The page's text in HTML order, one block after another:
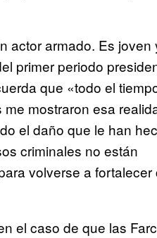
actor armado. Es joven
primer periodo
que «todo el
mostraron esa
el daño que le han
criminales no están
volverse a fortalecer
el caso de que las Farc